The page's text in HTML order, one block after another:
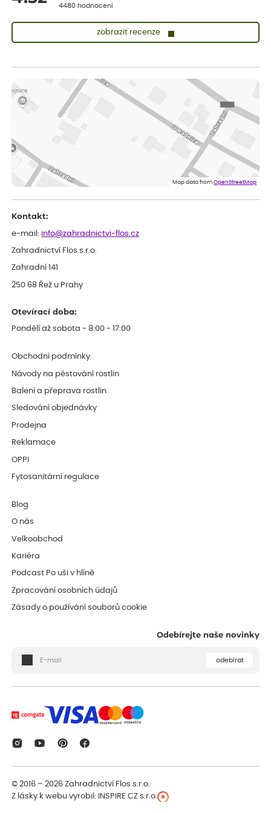
4480 hodnocení
zobrazit recenze
Doporučuji. Naprostá spokojenost.
Marcela
ověřený nákup dnes
Jsem spokojená a budu vás doporučovat.
Vratislav
Spokojenost rostlina dorazila vpořádku
Map data fromOpenStreetMap
Kontakt:
e-mail: info@zahradnictvi-flos.cz
Zahradnictví Flos s.r.o.
Zahradní 141
250 68 Řež u Prahy
Otevírací doba:
Pondělí až sobota - 8:00 - 17:00
Obchodní podmínky
Návody na pěstování rostlin
Balení a přeprava rostlin
Sledování objednávky
Prodejna
Reklamace
OPPI
Fytosanitární regulace
Blog
O nás
Velkoobchod
Kariéra
Podcast Po uši v hlíně
Zpracování osobních údajů
Zásady o používání souborů cookie
Odebírejte naše novinky
odebírat
© 2016 – 2026Zahradnictví Flos s.r.o.
Z lásky k webu vyrobil:
INSPIRE CZ s.r.o.